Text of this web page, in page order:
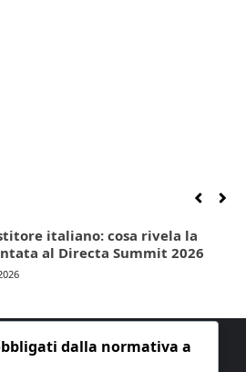
italiano: cosa rivela la
al Directa Summit 2026
dalla normativa a